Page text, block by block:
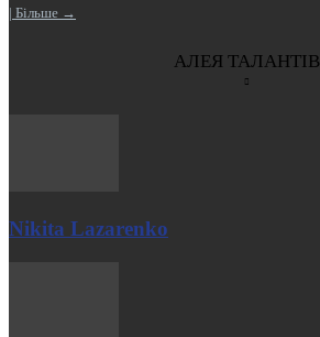
| Більше →
АЛЕЯ ТАЛАНТІВ
Nikita Lazarenko